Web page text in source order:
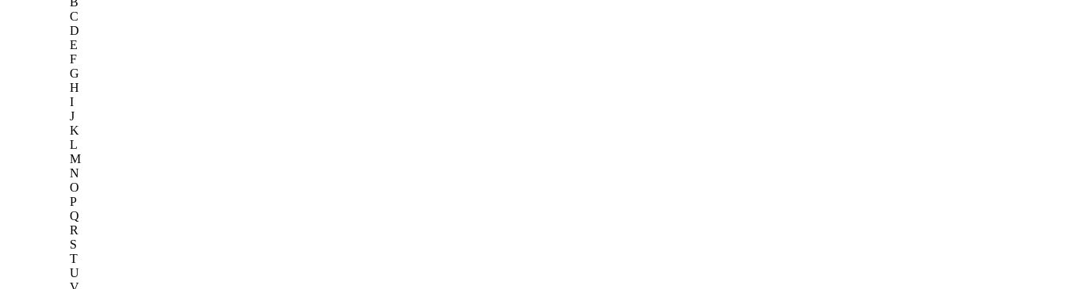
C
D
E
F
G
H
I
J
K
L
M
N
O
P
Q
R
S
T
U